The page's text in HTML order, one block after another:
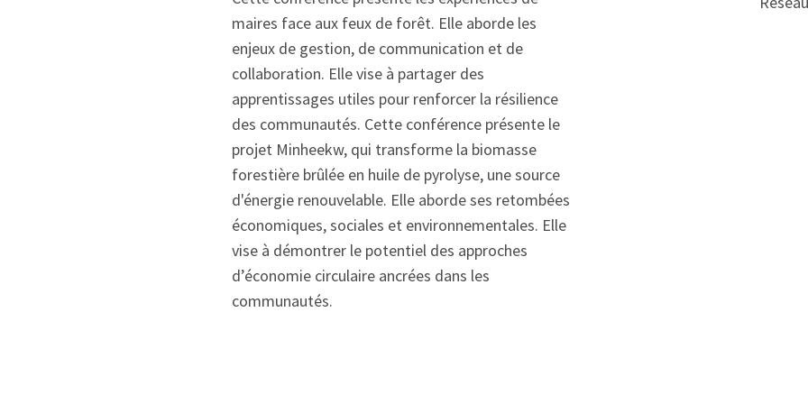
maires face aux feux de forêt. Elle aborde les
enjeux de gestion, de communication et de
collaboration. Elle vise à partager des
apprentissages utiles pour renforcer la résilience
des communautés. Cette conférence présente le
projet Minheekw, qui transforme la biomasse
forestière brûlée en huile de pyrolyse, une source
d'énergie renouvelable. Elle aborde ses retombées
économiques, sociales et environnementales. Elle
vise à démontrer le potentiel des approches
d’économie circulaire ancrées dans les
communautés.